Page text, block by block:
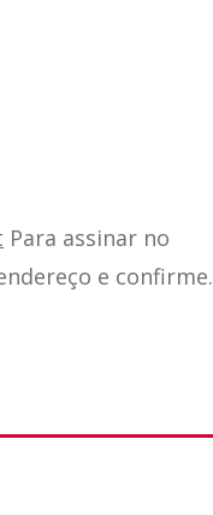
Para assinar no
e confirme.